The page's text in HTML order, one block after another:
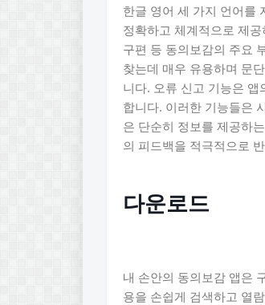
한글 영어 세 가지 언어를
정확하고 체계적으로 제
구편 등 동의보감의 주요
찾는데 매우 유용하며 문
니다. 오류 신고 기능은
합니다. 이러한 기능들은
은 단순히 정보를 제공하
의 피드백을 적극적으로
다운로드
내 손안의 동의보감 앱은
용을 손쉽게 검색하고 열